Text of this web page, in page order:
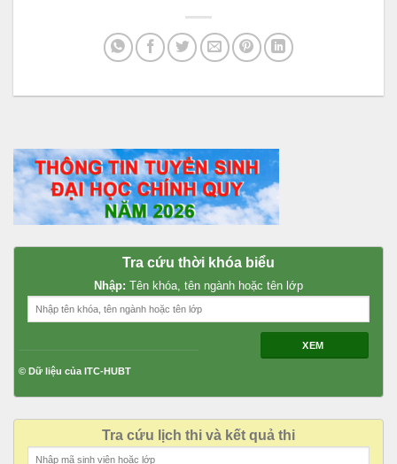
Tra cứu thời khóa biểu
Nhập: Tên khóa, tên ngành hoặc tên lớp
XEM
© Dữ liệu của ITC-HUBT
Tra cứu lịch thi và kết quả thi